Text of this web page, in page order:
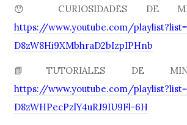
😯 CURIOSIDADES DE
https://www.youtube.com/
D8zW8Hi9XMbhraD2bIzpIPHnb
📗TUTORIALES DE
https://www.youtube.com/
D8zWHPecPzlY4uRJ9IU9Fl-6H